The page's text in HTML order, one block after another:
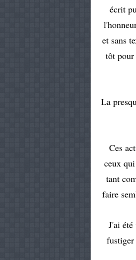
écrit
et sans
tôt pour
La
Ces
ceux
tant
faire
J'ai
fustiger